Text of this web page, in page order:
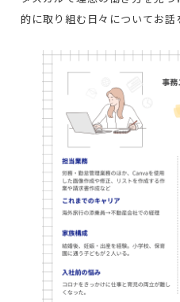
的に取り組む日々についてお話